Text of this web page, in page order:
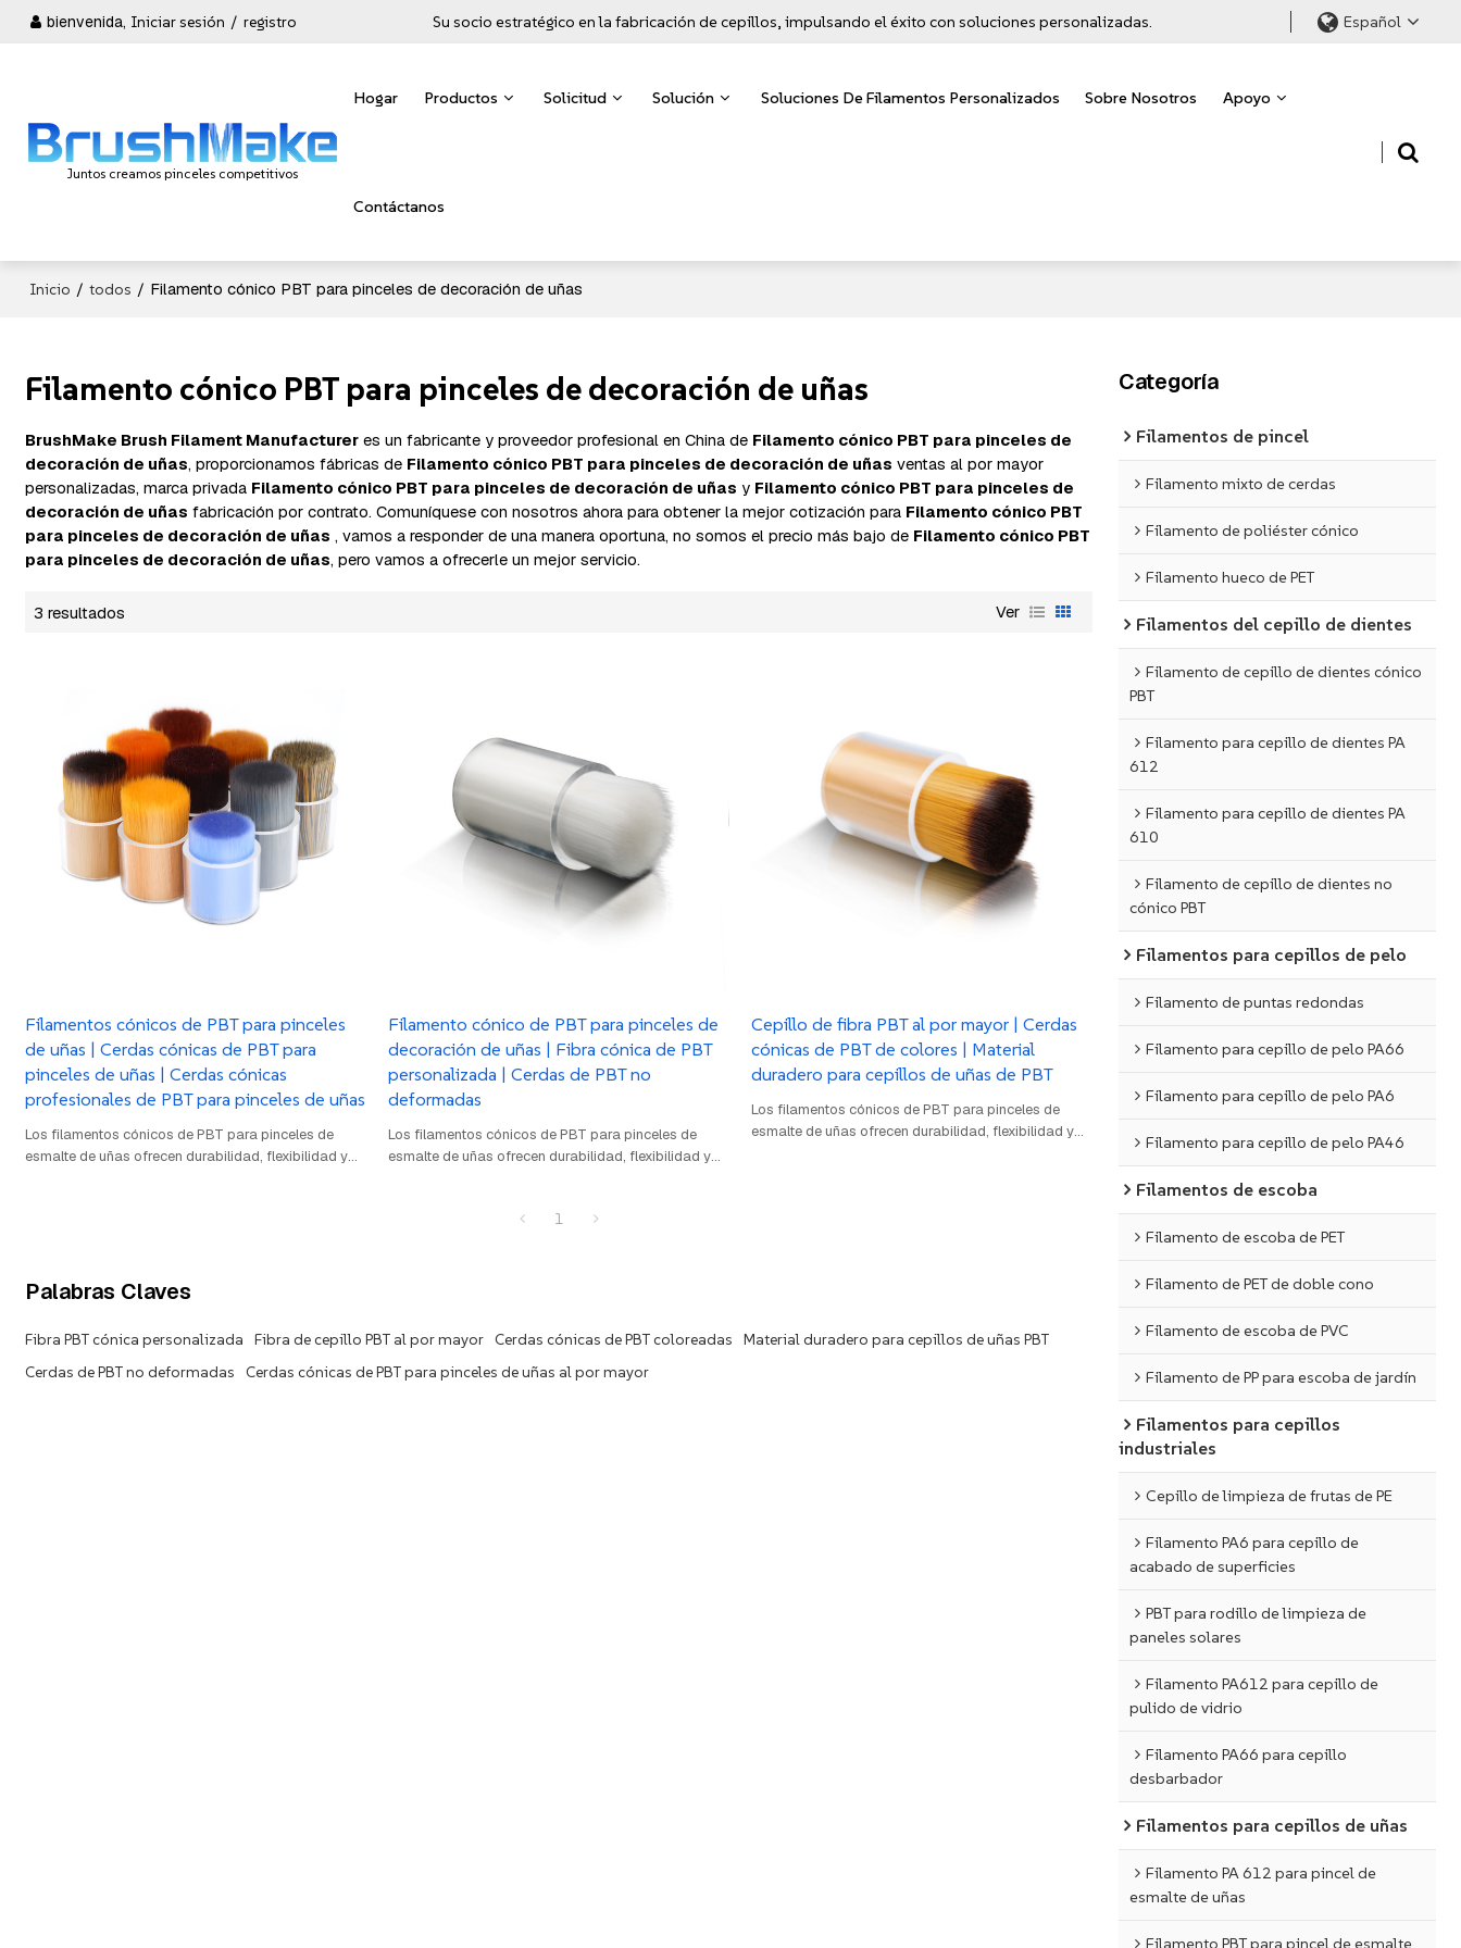
bienvenida, Iniciar sesión / registro Su socio estratégico en la fabricación de cepillos, impulsando el éxito con soluciones personalizadas. Español
Juntos creamos pinceles competitivos
Hogar Productos Solicitud Solución Soluciones De Filamentos Personalizados Sobre Nosotros Apoyo
Contáctanos
Inicio / todos / Filamento cónico PBT para pinceles de decoración de uñas
Filamento cónico PBT para pinceles de decoración de uñas
BrushMake Brush Filament Manufacturer es un fabricante y proveedor profesional en China de Filamento cónico PBT para pinceles de
decoración de uñas, proporcionamos fábricas de Filamento cónico PBT para pinceles de decoración de uñas ventas al por mayor
personalizadas, marca privada Filamento cónico PBT para pinceles de decoración de uñas y Filamento cónico PBT para pinceles de
decoración de uñas fabricación por contrato. Comuníquese con nosotros ahora para obtener la mejor cotización para Filamento cónico PBT
para pinceles de decoración de uñas , vamos a responder de una manera oportuna, no somos el precio más bajo de Filamento cónico PBT
para pinceles de decoración de uñas, pero vamos a ofrecerle un mejor servicio.
3 resultados Ver
Filamentos cónicos de PBT para pinceles
de uñas | Cerdas cónicas de PBT para
pinceles de uñas | Cerdas cónicas
profesionales de PBT para pinceles de uñas
Los filamentos cónicos de PBT para pinceles de
esmalte de uñas ofrecen durabilidad, flexibilidad y
decoración de uñas.
Filamento cónico de PBT para pinceles de
decoración de uñas | Fibra cónica de PBT
personalizada | Cerdas de PBT no
deformadas
Los filamentos cónicos de PBT para pinceles de
esmalte de uñas ofrecen durabilidad, flexibilidad y
aplicación suave y una cobertura uniforme.
Cepillo de fibra PBT al por mayor | Cerdas
cónicas de PBT de colores | Material
duradero para cepillos de uñas de PBT
Los filamentos cónicos de PBT para pinceles de
esmalte de uñas ofrecen durabilidad, flexibilidad y
1
Palabras Claves
Fibra PBT cónica personalizada Fibra de cepillo PBT al por mayor Cerdas cónicas de PBT coloreadas
Material duradero para cepillos de uñas PBT
Cerdas de PBT no deformadas
Cerdas cónicas de PBT para pinceles de uñas al por mayor
Categoría
Filamentos de pincel
Filamento mixto de cerdas
Filamento de poliéster cónico
Filamento hueco de PET
Filamentos del cepillo de dientes
Filamento de cepillo de dientes cónico
PBT
Filamento para cepillo de dientes PA
612
Filamento para cepillo de dientes PA
610
Filamento de cepillo de dientes no
cónico PBT
Filamentos para cepillos de pelo
Filamento de puntas redondas
Filamento para cepillo de pelo PA66
Filamento para cepillo de pelo PA6
Filamento para cepillo de pelo PA46
Filamentos de escoba
Filamento de escoba de PET
Filamento de PET de doble cono
Filamento de escoba de PVC
Filamento de PP para escoba de jardín
Filamentos para cepillos
industriales
Cepillo de limpieza de frutas de PE
Filamento PA6 para cepillo de
acabado de superficies
PBT para rodillo de limpieza de
paneles solares
Filamento PA612 para cepillo de
pulido de vidrio
Filamento PA66 para cepillo
desbarbador
Filamentos para cepillos de uñas
Filamento PA 612 para pincel de
esmalte de uñas
Filamento PBT para pincel de esmalte